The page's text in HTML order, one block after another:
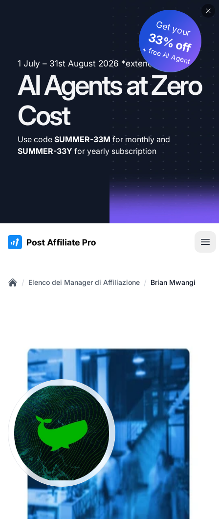
1 July – 31st August 2026 *extended
AI Agents at Zero
Cost
Get your
33% off
+ free AI Agent
Use code SUMMER-33M for monthly and
SUMMER-33Y for yearly subscription
:site.title
/ Elenco dei Manager di Affiliazione / Brian Mwangi